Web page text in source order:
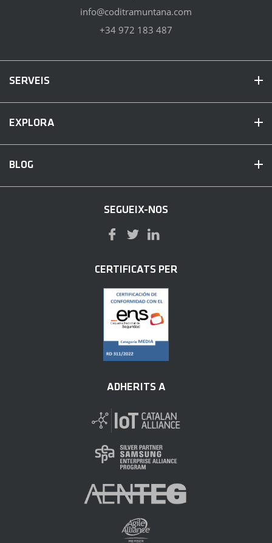
info@coditramuntana.com
+34 972 183 487
SERVEIS
EXPLORA
BLOG
SEGUEIX-NOS
CERTIFICATS PER
ADHERITS A